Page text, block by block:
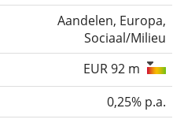
Aandelen, Europa,
Sociaal/Milieu
EUR 92 m
0,25% p.a.